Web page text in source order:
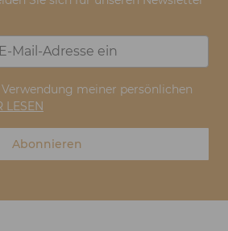
meiner persönlichen
LESEN
Abonnieren